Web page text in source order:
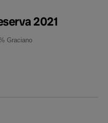
2021
Graciano